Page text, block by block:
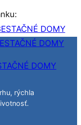
DOMY
rýchla